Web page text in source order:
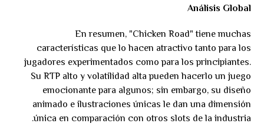
Análisis Global
En resumen, "Chicken Road" tiene muchas
características que lo hacen atractivo tanto para los
jugadores experimentados como para los principiantes.
Su RTP alto y volatilidad alta pueden hacerlo un juego
emocionante para algunos; sin embargo, su diseño
animado e ilustraciones únicas le dan una dimensión
única en comparación con otros slots de la industria.